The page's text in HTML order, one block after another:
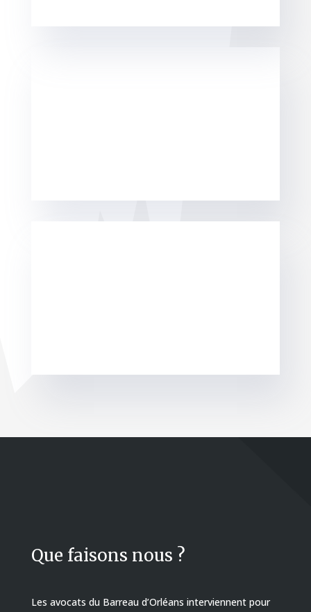
Que faisons nous ?
Les avocats du Barreau d’Orléans interviennent pour